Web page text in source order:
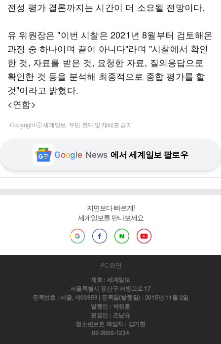
전성 평가 결론까지는 시간이 더 소요될 전망이다.
유 위원장은 "이번 시찰은 2021년 8월부터 검토해온
과정 중 하나이며 끝이 아니다"라며 "시찰에서 확인
한 것, 자료를 받은 것, 요청한 자료, 질의응답으로
확인한 것 등을 분석해 최종적으로 종합 평가를 할
것"이라고 밝혔다.
<연합>
Copyright ⓒ 세계일보. 무단 전재 및 재배포 금지
Google News 에서 세계일보 팔로우
지면보다 빠르게!
세계일보를 만나보세요
PC 화면
제호 : 세계일보
서울특별시 용산구 서빙고로 17
등록번호 : 서울, 아03959 | 등록일(발행일) : 2015년 11월 2일
발행인 : 박정훈
편집인 : 조남규
청소년보호 책임자 : 김기환
02-2000-1234